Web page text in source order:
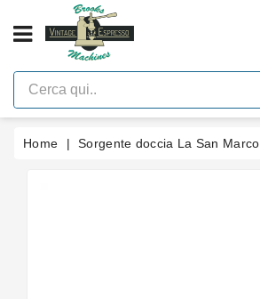
CATEGORIA
Macchine
Per
Caffè
Espresso
Leva
Home Sorgente doccia La San Marco